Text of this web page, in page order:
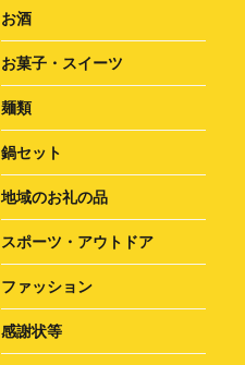
お酒
お菓子・スイーツ
麺類
鍋セット
地域のお礼の品
スポーツ・アウトドア
ファッション
感謝状等